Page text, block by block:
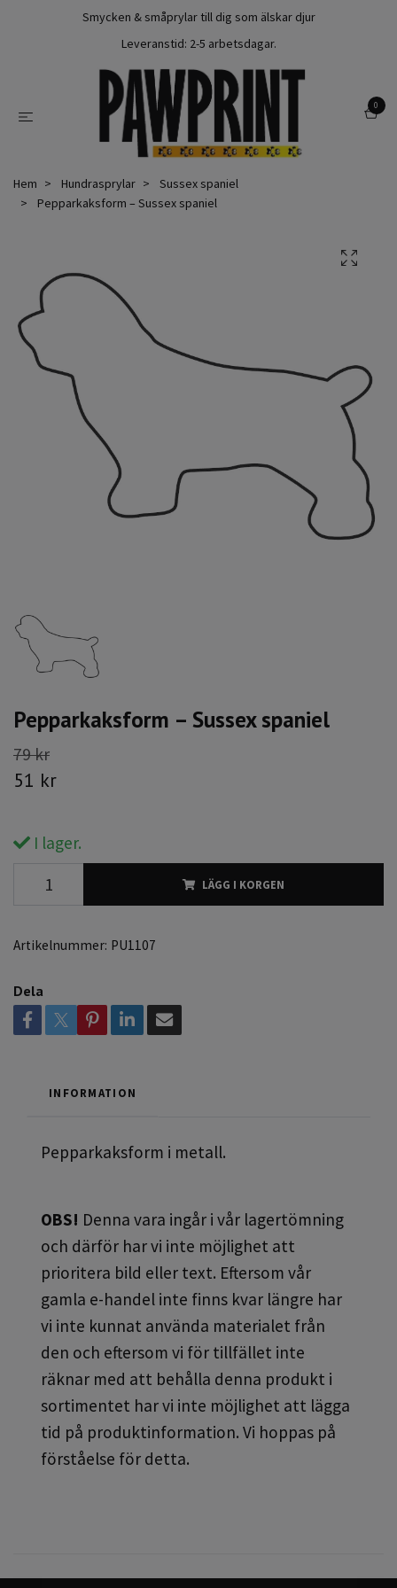
Smycken & småprylar till dig som älskar djur
Leveranstid: 2-5 arbetsdagar.
0
Hem Hundrasprylar
Sussex spaniel
Pepparkaksform – Sussex spaniel
Pepparkaksform – Sussex spaniel
79 kr
51 kr
I lager.
LÄGG I KORGEN
Artikelnummer: PU1107
Dela
INFORMATION
Pepparkaksform i metall.
OBS! Denna vara ingår i vår lagertömning
och därför har vi inte möjlighet att
prioritera bild eller text. Eftersom vår
gamla e-handel inte finns kvar längre har
vi inte kunnat använda materialet från
den och eftersom vi för tillfället inte
räknar med att behålla denna produkt i
sortimentet har vi inte möjlighet att lägga
tid på produktinformation. Vi hoppas på
förståelse för detta.